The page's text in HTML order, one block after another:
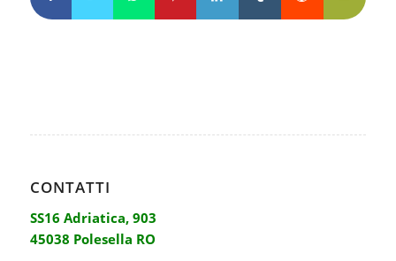
CONTATTI
SS16 Adriatica, 903
45038 Polesella RO